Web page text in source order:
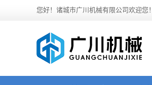
您好！诸城市广川机械有限公司欢迎您！